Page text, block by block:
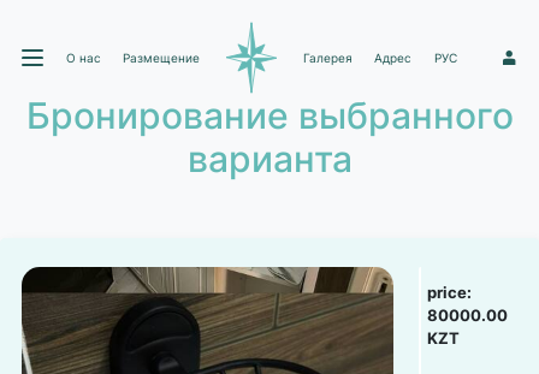
О нас Размещение Галерея Адрес РУС 1
Бронирование выбранного
варианта
price:
80000.00
KZT